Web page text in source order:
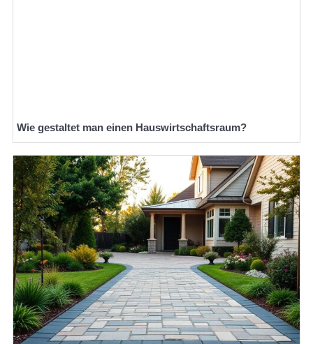
Wie gestaltet man einen Hauswirtschaftsraum?